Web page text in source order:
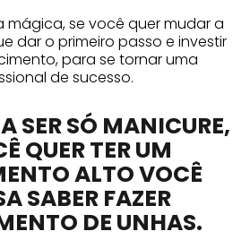
mágica, se você quer mudar a
dar o primeiro passo e investir
para se tornar uma
de sucesso.
SER SÓ MANICURE,
QUER TER UM
ALTO VOCÊ
SABER FAZER
DE UNHAS.